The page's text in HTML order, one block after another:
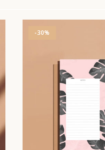
-30%